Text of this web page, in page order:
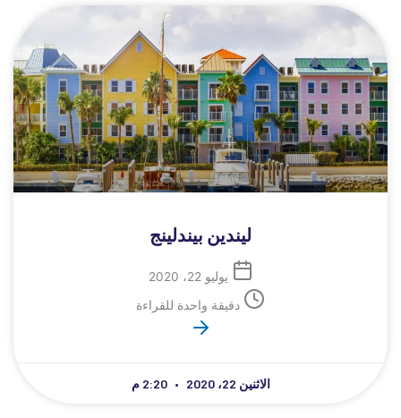
ليندين بيندلينج
يوليو 22، 2020
دقيقة واحدة للقراءة
الاثنين 22، 2020 2:20 م